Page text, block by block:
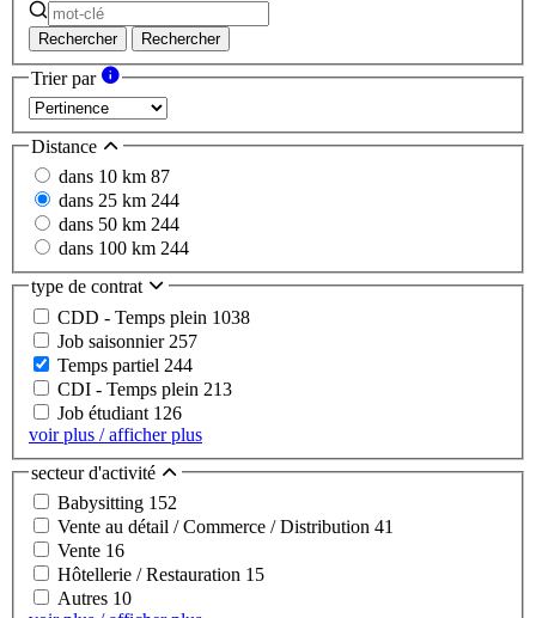
Rechercher Rechercher
Trier par
Distance
dans 10 km 87
dans 25 km 244
dans 50 km 244
dans 100 km 244
type de contrat
CDD - Temps plein 1038
Job saisonnier 257
Temps partiel 244
CDI - Temps plein 213
Job étudiant 126
voir plus / afficher plus
secteur d'activité
Babysitting 152
Vente au détail / Commerce / Distribution 41
Vente 16
Hôtellerie / Restauration 15
Autres 10